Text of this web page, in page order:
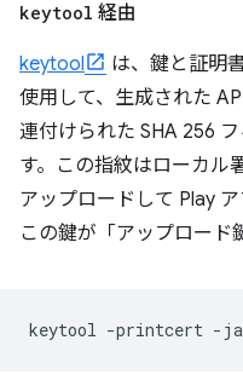
keytool 経由
keytool
は、鍵と証明
使用して、生成された
連付けられた SHA 256
す。この指紋はローカル
アップロードして Play
この鍵が「アップロード
keytool -printcert -